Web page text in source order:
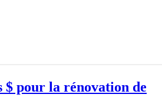
$ pour la rénovation de